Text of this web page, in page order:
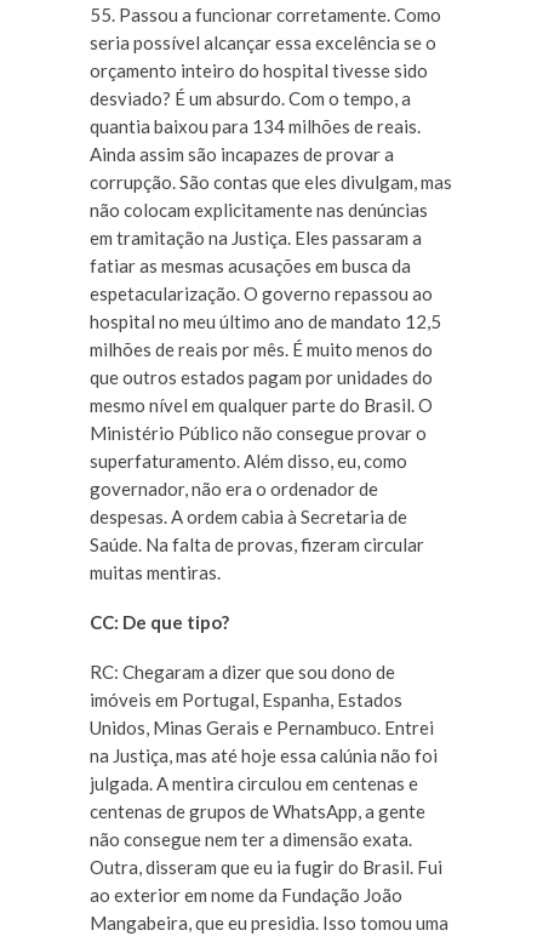
55. Passou a funcionar corretamente. Como
seria possível alcançar essa excelência se o
orçamento inteiro do hospital tivesse sido
desviado? É um absurdo. Com o tempo, a
quantia baixou para 134 milhões de reais.
Ainda assim são incapazes de provar a
corrupção. São contas que eles divulgam, mas
não colocam explicitamente nas denúncias
em tramitação na Justiça. Eles passaram a
fatiar as mesmas acusações em busca da
espetacularização. O governo repassou ao
hospital no meu último ano de mandato 12,5
milhões de reais por mês. É muito menos do
que outros estados pagam por unidades do
mesmo nível em qualquer parte do Brasil. O
Ministério Público não consegue provar o
superfaturamento. Além disso, eu, como
governador, não era o ordenador de
despesas. A ordem cabia à Secretaria de
Saúde. Na falta de provas, fizeram circular
muitas mentiras.
CC: De que tipo?
RC: Chegaram a dizer que sou dono de
imóveis em Portugal, Espanha, Estados
Unidos, Minas Gerais e Pernambuco. Entrei
na Justiça, mas até hoje essa calúnia não foi
julgada. A mentira circulou em centenas e
centenas de grupos de WhatsApp, a gente
não consegue nem ter a dimensão exata.
Outra, disseram que eu ia fugir do Brasil. Fui
ao exterior em nome da Fundação João
Mangabeira, que eu presidia. Isso tomou uma